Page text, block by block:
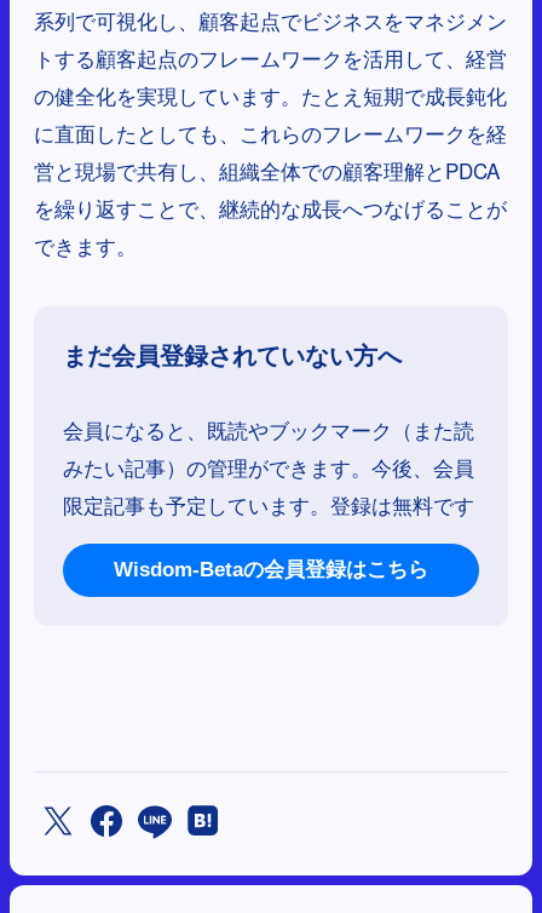
系列で可視化し、顧客起点でビジネスをマネジメン
トする顧客起点のフレームワークを活用して、経営
の健全化を実現しています。たとえ短期で成長鈍化
に直面したとしても、これらのフレームワークを経
営と現場で共有し、組織全体での顧客理解とPDCA
を繰り返すことで、継続的な成長へつなげることが
できます。
まだ会員登録されていない方へ
会員になると、既読やブックマーク（また読
みたい記事）の管理ができます。今後、会員
限定記事も予定しています。登録は無料です
Wisdom-Betaの会員登録はこちら